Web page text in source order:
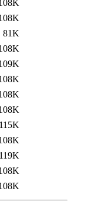
81K
115K
119K